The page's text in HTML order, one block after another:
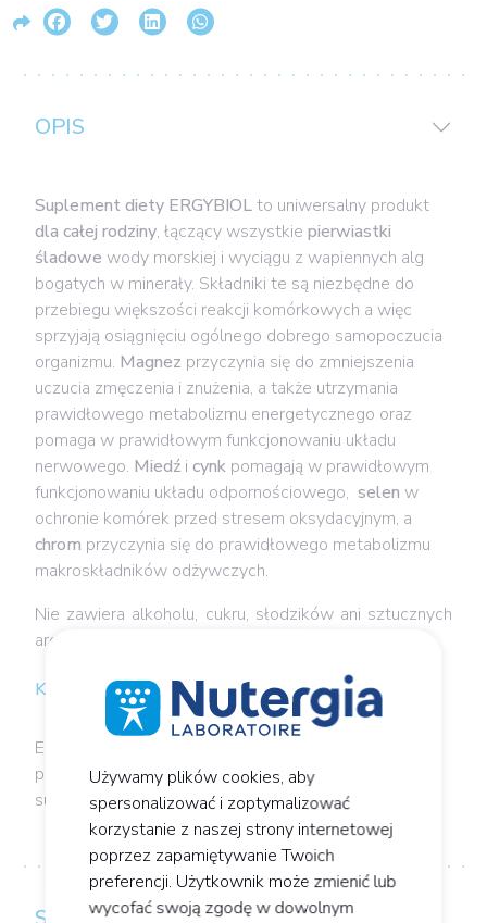
OPIS
Suplement diety ERGYBIOLto uniwersalny produkt
dla całej rodziny, łączący wszystkie pierwiastki
śladowe wody morskiej i wyciągu z wapiennych alg
bogatych w minerały. Składniki te są niezbędne do
przebiegu większości reakcji komórkowych a więc
sprzyjają osiągnięciu ogólnego dobrego samopoczucia
organizmu. Magnez przyczynia się do zmniejszenia
uczucia zmęczenia i znużenia, a także utrzymania
prawidłowego metabolizmu energetycznego oraz
pomaga w prawidłowym funkcjonowaniu układu
nerwowego. Miedź i cynk pomagają w prawidłowym
funkcjonowaniu układu odpornościowego, selen w
ochronie komórek przed stresem oksydacyjnym, a
chrom przyczynia się do prawidłowego metabolizmu
makroskładników odżywczych.
Nie zawiera alkoholu, cukru, słodzików ani sztucznych
aromatów.
Kiedy jest zalecany?
ERGYBIOL może być stosowany przez całą rodzinę
przy objawach ogólnego zmęczenia oraz jako
suplementacja sezonowa.
Używamy plików cookies, aby
spersonalizować i zoptymalizować
korzystanie z naszej strony internetowej
poprzez zapamiętywanie Twoich
preferencji. Użytkownik może zmienić lub
wycofać swoją zgodę w dowolnym